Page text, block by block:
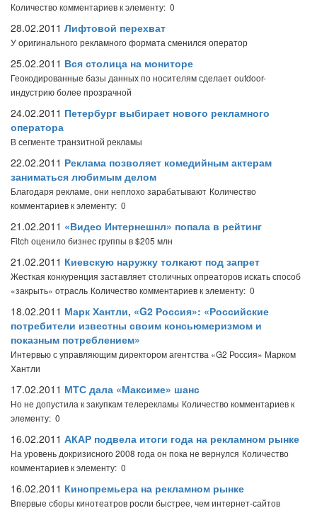
Количество комментариев к элементу: 0
28.02.2011 Лифтовой перехват
У оригинального рекламного формата сменился оператор
25.02.2011 Вся столица на мониторе
Геокодированные базы данных по носителям сделает outdoor-
индустрию более прозрачной
24.02.2011 Петербург выбирает нового рекламного
оператора
В сегменте транзитной рекламы
22.02.2011 Реклама позволяет комедийным актерам
заниматься любимым делом
Благодаря рекламе, они неплохо зарабатывают Количество
комментариев к элементу: 0
21.02.2011 «Видео Интернешнл» попала в рейтинг
Fitch оценило бизнес группы в $205 млн
21.02.2011 Киевскую наружку толкают под запрет
Жесткая конкуренция заставляет столичных опреаторов искать способ
«закрыть» отрасль Количество комментариев к элементу: 0
18.02.2011 Марк Хантли, «G2 Россия»: «Российские
потребители известны своим консьюмеризмом и
показным потреблением»
Интервью с управляющим директором агентства «G2 Россия» Марком
Хантли
17.02.2011 МТС дала «Максиме» шанс
Но не допустила к закупкам телерекламы Количество комментариев к
элементу: 0
16.02.2011 АКАР подвела итоги года на рекламном рынке
На уровень докризисного 2008 года он пока не вернулся Количество
комментариев к элементу: 0
16.02.2011 Кинопремьера на рекламном рынке
Впервые сборы кинотеатров росли быстрее, чем интернет-сайтов